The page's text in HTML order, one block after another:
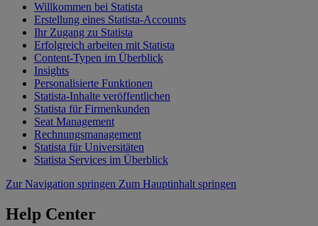
Willkommen bei Statista
Erstellung eines Statista-Accounts
Ihr Zugang zu Statista
Erfolgreich arbeiten mit Statista
Content-Typen im Überblick
Insights
Personalisierte Funktionen
Statista-Inhalte veröffentlichen
Statista für Firmenkunden
Seat Management
Rechnungsmanagement
Statista für Universitäten
Statista Services im Überblick
Zur Navigation springen Zum Hauptinhalt springen
Help Center